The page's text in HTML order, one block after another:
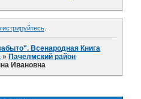
.
Всенародная Книга
» Пачелмский район
Ивановна